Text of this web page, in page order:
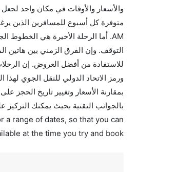
بالجوانب التقنية بحيث يمكنك
range of dates, so that you can
at the time you try and book.